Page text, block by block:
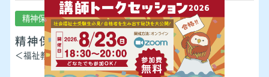
精神保健福祉士
精神保健福祉士 全国統一模擬試験
＜福祉教育カレッジ （M3e）＞